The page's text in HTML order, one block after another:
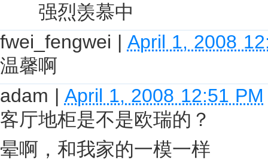
强烈羡慕中
fwei_fengwei | April 1, 2008
温馨啊
adam | April 1, 2008 12:51 PM
客厅地柜是不是欧瑞的？
晕啊，和我家的一模一样